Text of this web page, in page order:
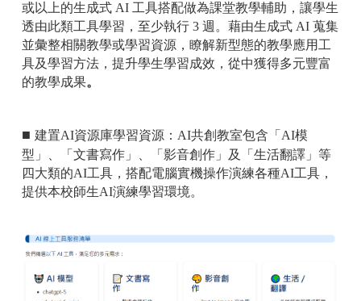
或以上的生成式 AI 工具搭配做為課堂教學輔助，讓學生
透由此類工具學習，至少執行 3 週。藉由生成式 AI 蒐集
並彙整相關教學或學習資源，瞭解新型態的教學應用工
具及學習方法，提升學生學習成效，從中獲得多元豐富
的教學成果。
■ 建置AI資源庫學習資源：AI共創教室包含「AI模
型」、「文書寫作」、「影音創作」及「生活翻譯」等
四大類的AI工具，搭配電腦實機操作演練各種AI工具，
提供本校師生AI演練學習環境。